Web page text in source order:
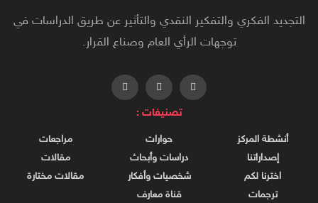
التجديد الفكري والتفكير النقدي والتأثير عن طريق الدراسات في
توجهات الرأي العام وصناع القرار.
تصنيفات :
أنشطة المركز
إصداراتنا
اخترنا لكم
ترجمات
حوارات
دراسات وأبحاث
شخصيات وأفكار
قناة معارف
مراجعات
مقالات
مقالات مختارة